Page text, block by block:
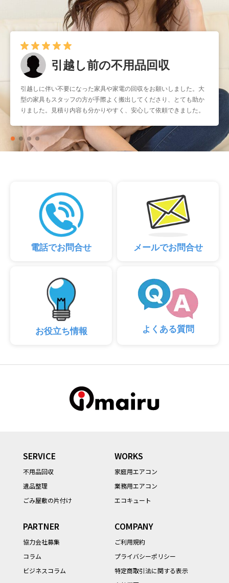
引越し前の不用品回収
引越しに伴い不要になった家具や家電の回収をお願いしました。大
型の家具もスタッフの方が手際よく搬出してくださり、とても助か
りました。見積り内容も分かりやすく、安心して依頼できました。
電話でお問合せ メールでお問合せ
お役立ち情報 よくある質問
SERVICE
不用品回収
遺品整理
ごみ屋敷の片付け
WORKS
家庭用エアコン
業務用エアコン
エコキュート
PARTNER
協力会社募集
コラム
ビジネスコラム
COMPANY
ご利用規約
プライバシーポリシー
特定商取引法に関する表示